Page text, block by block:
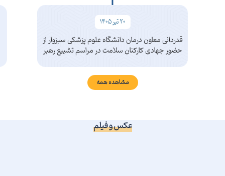
20 تیر 1405
قدردانی معاون درمان دانشگاه علوم پزشکی سبزوار از
حضور جهادی کارکنان سلامت در مراسم تشییع رهبر
مشاهده همه
عکس و فیلم